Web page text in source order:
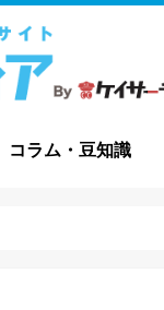
コラム・豆知識